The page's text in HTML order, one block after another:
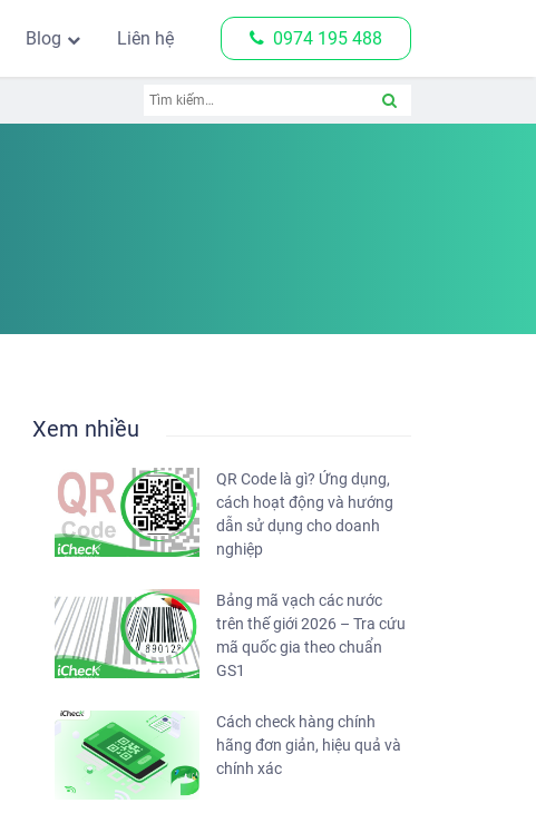
Blog Liên hệ 0974 195 488
Xem nhiều
QR Code là gì? Ứng dụng,
cách hoạt động và hướng
dẫn sử dụng cho doanh
nghiệp
Bảng mã vạch các nước
trên thế giới 2026 – Tra cứu
mã quốc gia theo chuẩn
GS1
Cách check hàng chính
hãng đơn giản, hiệu quả và
chính xác